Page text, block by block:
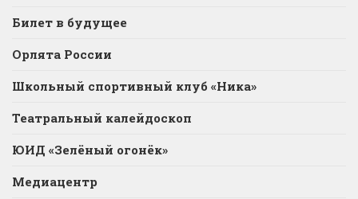
Билет в будущее
Орлята России
Школьный спортивный клуб «Ника»
Театральный калейдоскоп
ЮИД «Зелёный огонёк»
Медиацентр